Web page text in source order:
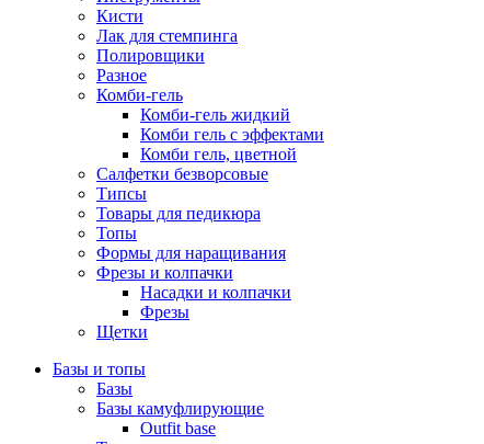
Кисти
Лак для стемпинга
Полировщики
Разное
Комби-гель
Комби-гель жидкий
Комби гель с эффектами
Комби гель, цветной
Салфетки безворсовые
Типсы
Товары для педикюра
Топы
Формы для наращивания
Фрезы и колпачки
Насадки и колпачки
Фрезы
Щетки
Базы и топы
Базы
Базы камуфлирующие
Outfit base